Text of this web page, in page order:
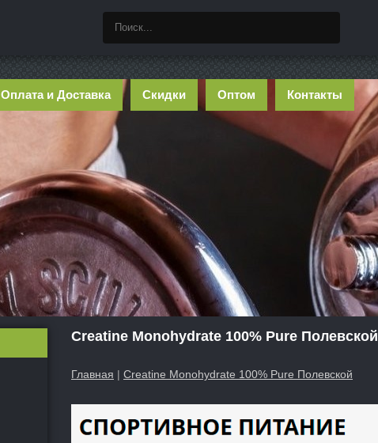
Оплата и Доставка Скидки Оптом Контакты
Creatine Monohydrate 100% Pure Полевской
Главная | Creatine Monohydrate 100% Pure Полевской